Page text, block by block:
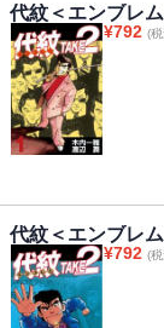
代紋＜エンブレ
¥792 (
代紋＜エンブレ
¥792 (